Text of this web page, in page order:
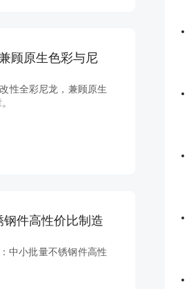
顾原生色彩与尼
性全彩尼龙，兼顾原生
件高性价比制造
中小批量不锈钢件高性